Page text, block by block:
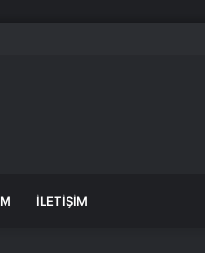
İLETIŞIM